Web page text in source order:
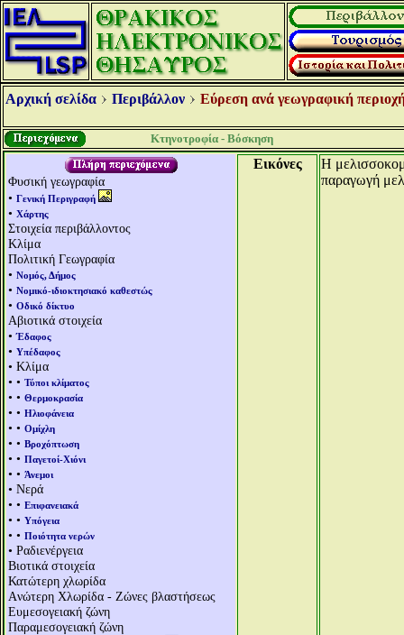
Αρχική σελίδα Περιβάλλον Εύρεση ανά γεωγραφική
Κτηνοτροφία - Βόσκηση
Φυσική γεωγραφία
• Γενική Περιγραφή
• Χάρτης
Στοιχεία περιβάλλοντος
Κλίμα
Πολιτική Γεωγραφία
• Νομός, Δήμος
• Νομικό-ιδιοκτησιακό καθεστώς
• Οδικό δίκτυο
Αβιοτικά στοιχεία
•Έδαφος
• Υπέδαφος
• Κλίμα
• • Τύποι κλίματος
• • Θερμοκρασία
• • Ηλιοφάνεια
• • Ομίχλη
• • Βροχόπτωση
• • Παγετοί-Χιόνι
• • Άνεμοι
• Νερά
• • Επιφανειακά
• • Υπόγεια
• • Ποιότητα νερών
• Ραδιενέργεια
Βιοτικά στοιχεία
Κατώτερη χλωρίδα
Aνώτερη Χλωρίδα - Ζώνες βλαστήσεως
Ευμεσογειακή ζώνη
Παραμεσογειακή ζώνη
Εικόνες
Η
παραγωγή